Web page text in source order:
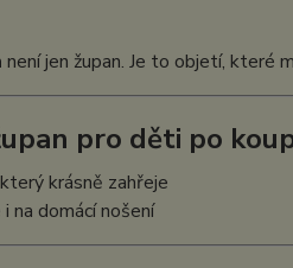
není jen župan. Je to objetí, které
pro děti po
krásně zahřeje
na domácí nošení